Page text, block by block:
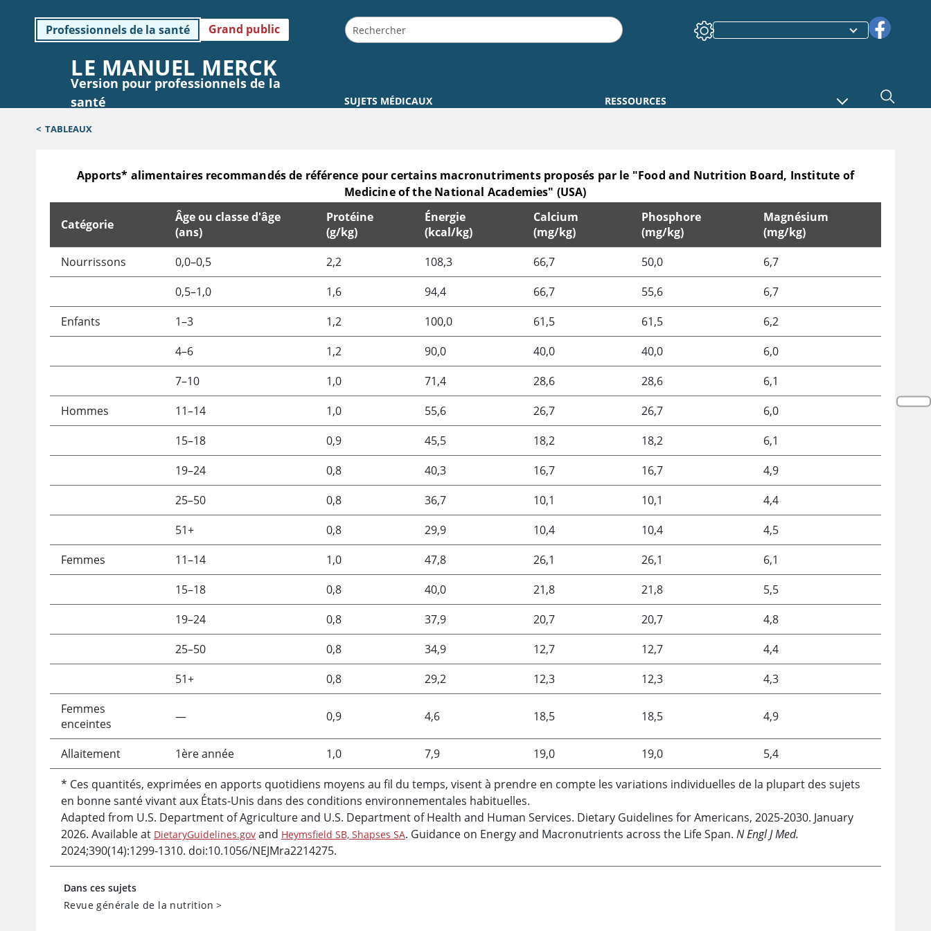
Professionnels de la santé Grand public
LE MANUEL MERCK
Version pour professionnels de la
santé
SUJETS MÉDICAUX RESSOURCES
< TABLEAUX
Apports* alimentaires recommandés de référence pour certains macronutriments proposés par le "Food and Nutrition Board, Institute of
Medicine of the National Academies" (USA)
Apports* alimentaires recommandés de référence pour certains macronutriments proposés par le "Food and Nutrition Board, Institute of Medicine of the National
Catégorie
Âge ou classe d'âge
(ans)
Protéine
(g/kg)
Énergie
(kcal/kg)
Calcium
(mg/kg)
Phosphore
(mg/kg)
Magnésium
(mg/kg)
Nourrissons
0,0–0,5 2,2 108,3 66,7 50,0
6,7
0,5–1,0
1,6 94,4 66,7 55,6
6,7
Enfants
1–3 1,2 100,0 61,5 61,5
6,2
4–6
1,2 90,0 40,0 40,0
6,0
7–10
1,0 71,4 28,6 28,6
6,1
Hommes
11–14 1,0 55,6 26,7 26,7
6,0
15–18
0,9 45,5 18,2 18,2
6,1
19–24
0,8 40,3 16,7 16,7
4,9
25–50
0,8 36,7 10,1 10,1
4,4
51+
0,8 29,9 10,4 10,4
4,5
Femmes
11–14 1,0 47,8 26,1 26,1
6,1
15–18
0,8 40,0 21,8 21,8
5,5
19–24
0,8 37,9 20,7 20,7
4,8
25–50
0,8 34,9 12,7 12,7
4,4
51+
0,8 29,2 12,3 12,3
4,3
Femmes
enceintes
— 0,9 4,6 18,5 18,5 4,9
Allaitement 1ère année 1,0 7,9 19,0 19,0
5,4
* Ces quantités, exprimées en apports quotidiens moyens au fil du temps, visent à prendre en compte les variations individuelles de la plupart des sujets
en bonne santé vivant aux États-Unis dans des conditions environnementales habituelles.
Adapted from U.S. Department of Agriculture and U.S. Department of Health and Human Services. Dietary Guidelines for Americans, 2025-2030. January
2026. Available at DietaryGuidelines.gov and Heymsfield SB, Shapses SA. Guidance on Energy and Macronutrients across the Life Span. N Engl J Med.
2024;390(14):1299-1310. doi:10.1056/NEJMra2214275.
Dans ces sujets
Revue générale de la nutrition >